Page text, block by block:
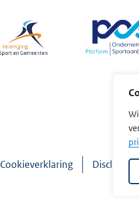
Cookieverklaring Disclaimer